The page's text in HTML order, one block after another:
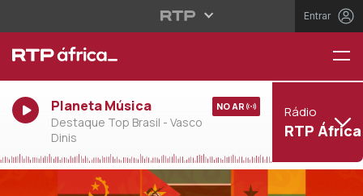
Entrar
Planeta Música
Destaque Top Brasil - Vasco
Dinis
NO AR Rádio
RTP África